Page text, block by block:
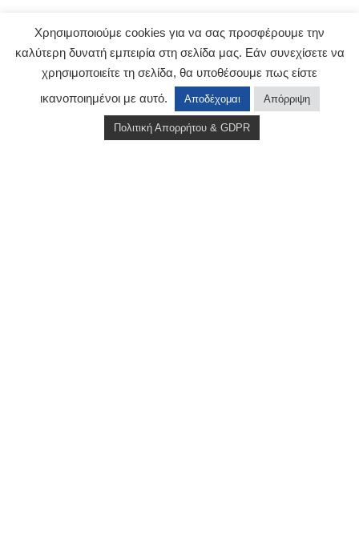
ΚΑΤΗΓΟΡΙΕΣ ΠΡΟΪΟΝΤΩΝ
ΟΛΑ ΤΑ ΠΡΟΪΟΝΤΑ
Χρησιμοποιούμε cookies για να σας προσφέρουμε την
καλύτερη δυνατή εμπειρία στη σελίδα μας. Εάν συνεχίσετε να
χρησιμοποιείτε τη σελίδα, θα υποθέσουμε πως είστε
ικανοποιημένοι με αυτό.
Αποδέχομαι Απόρριψη
Πολιτική Απορρήτου & GDPR